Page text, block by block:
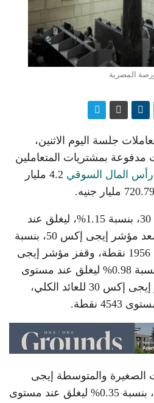
المصرية
جلسة اليوم الاثنين،
مدفوعة بمشتريات المتعاملين
رأس المال السوقي
4.2 مليار
وارتفع مؤشر إيجى إكس 30، بنسبة 1.15%، ليغلق عند
مستوى 11501 نقطة، وصعد مؤشر إيجى إكس 50، بنسبة
0.48% ليغلق عند مستوى 1956 نقطة، وقفز مؤشر إيجى
إكس 30 محدد الأوزان، بنسبة 0.98% ليغلق عند مستوى
13652 نقطة، وزاد مؤشر إيجى إكس 30 للعائد الكلي،
الصغيرة والمتوسطة إيجى
إكس 70 متساوى الأوزان، بنسبة 0.35% ليغلق عند مستوى